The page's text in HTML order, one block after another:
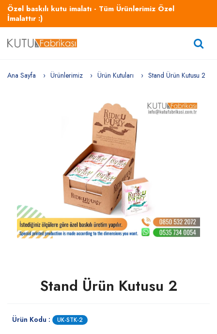
Özel baskılı kutu imalatı - Tüm Ürünlerimiz Özel
İmalattır :)
Ana Sayfa Ürünlerimiz Ürün Kutuları Stand Ürün Kutusu 2
Stand Ürün Kutusu 2
Ürün Kodu : UK-STK-2